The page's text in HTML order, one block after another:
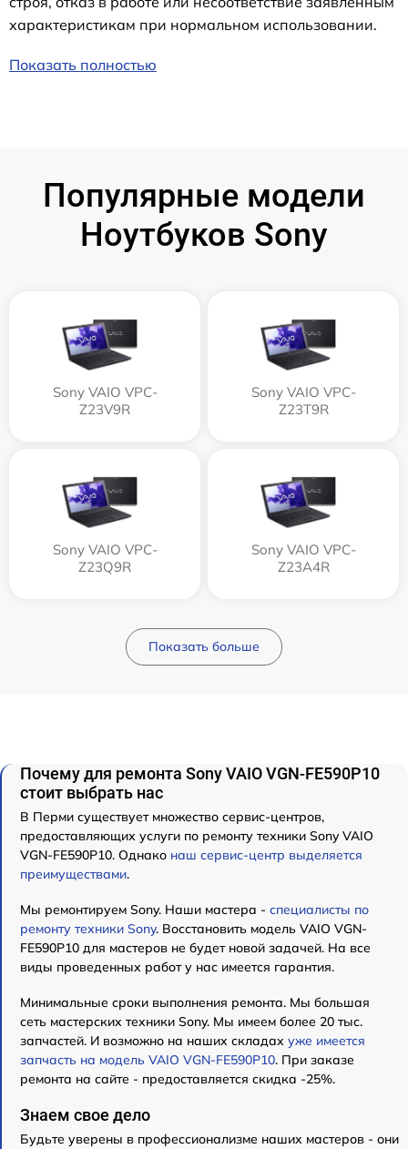
характеристикам при нормальном использовании.
Показать полностью
Популярные модели
Ноутбуков Sony
Sony VAIO VPC-
Z23V9R
Sony VAIO VPC-
Z23T9R
Sony VAIO VPC-
Z23Q9R
Sony VAIO VPC-
Z23A4R
Показать больше
Почему для ремонта Sony VAIO VGN-FE590P10
стоит выбрать нас
В Перми существует множество сервис-центров,
предоставляющих услуги по ремонту техники Sony VAIO
VGN-FE590P10. Однако наш сервис-центр выделяется
преимуществами.
Мы ремонтируем Sony. Наши мастера - специалисты по
ремонту техники Sony. Восстановить модель VAIO VGN-
FE590P10 для мастеров не будет новой задачей. На все
виды проведенных работ у нас имеется гарантия.
Минимальные сроки выполнения ремонта. Мы большая
сеть мастерских техники Sony. Мы имеем более 20 тыс.
запчастей. И возможно на наших складах уже имеется
запчасть на модель VAIO VGN-FE590P10. При заказе
ремонта на сайте - предоставляется скидка -25%.
Знаем свое дело
Будьте уверены в профессионализме наших мастеров - они